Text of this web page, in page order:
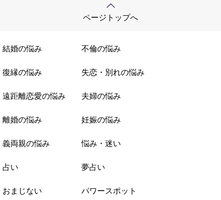
ページトップへ
結婚の悩み 不倫の悩み
復縁の悩み 失恋・別れの悩み
遠距離恋愛の悩み 夫婦の悩み
離婚の悩み 妊娠の悩み
義両親の悩み 悩み・迷い
占い 夢占い
おまじない パワースポット